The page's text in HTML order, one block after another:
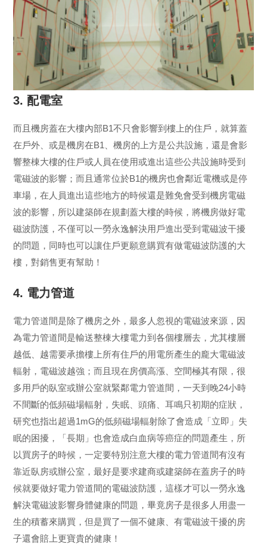
3. 配電室
而且機房蓋在大樓內部B1不只會影響到樓上的住戶，就算蓋
在戶外、或是機房在B1、機房的上方是公共設施，還是會影
響整棟大樓的住戶或人員在使用或進出這些公共設施時受到
電磁波的影響；而且通常位於B1的機房也會鄰近電機或是停
車場，在人員進出這些地方的時候還是難免會受到機房電磁
波的影響，所以建築師在規劃蓋大樓的時候，將機房做好電
磁波防護，不僅可以一勞永逸解決用戶進出受到電磁波干擾
的問題，同時也可以讓住戶更願意購買有做電磁波防護的大
樓，對銷售更有幫助！
4. 電力管道
電力管道間是除了機房之外，最多人忽視的電磁波來源，因
為電力管道間是輸送整棟大樓電力到各個樓層去，尤其樓層
越低、越需要承擔樓上所有住戶的用電所產生的龐大電磁波
輻射，電磁波越強；而且現在房價高漲、空間極其有限，很
多用戶的臥室或辦公室就緊鄰電力管道間，一天到晚24小時
不間斷的低頻磁場輻射，失眠、頭痛、耳鳴只初期的症狀，
研究也指出超過1mG的低頻磁場輻射除了會造成「立即」失
眠的困擾，「長期」也會造成白血病等癌症的問題產生，所
以買房子的時候，一定要特別注意大樓的電力管道間有沒有
靠近臥房或辦公室，最好是要求建商或建築師在蓋房子的時
候就要做好電力管道間的電磁波防護，這樣才可以一勞永逸
解決電磁波影響身體健康的問題，畢竟房子是很多人用盡一
生的積蓄來購買，但是買了一個不健康、有電磁波干擾的房
子還會賠上更寶貴的健康！